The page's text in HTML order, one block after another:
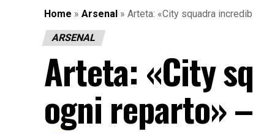
Home » Arsenal » Arteta: «City squadra
ARSENAL
Arteta: «City
ogni reparto»